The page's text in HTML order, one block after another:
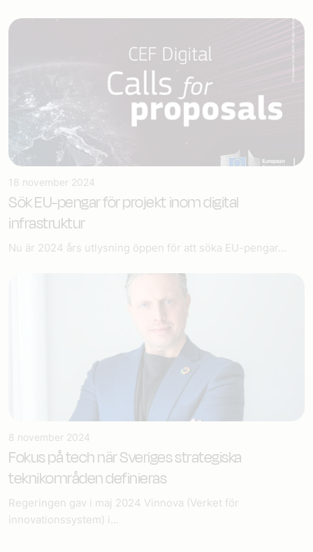
18 november 2024
Sök EU-pengar för projekt inom digital
infrastruktur
Nu är 2024 års utlysning öppen för att söka EU-pengar...
8 november 2024
Fokus på tech när Sveriges strategiska
teknikområden definieras
Regeringen gav i maj 2024 Vinnova (Verket för
innovationssystem) i...